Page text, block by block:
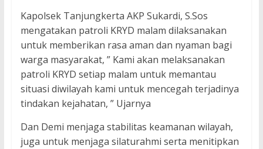
Kapolsek Tanjungkerta AKP Sukardi, S.Sos
mengatakan patroli KRYD malam dilaksanakan
untuk memberikan rasa aman dan nyaman bagi
warga masyarakat, ” Kami akan melaksanakan
patroli KRYD setiap malam untuk memantau
situasi diwilayah kami untuk mencegah terjadinya
tindakan kejahatan, ” Ujarnya
Dan Demi menjaga stabilitas keamanan wilayah,
juga untuk menjaga silaturahmi serta menitipkan